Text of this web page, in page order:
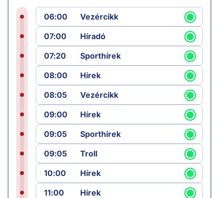
06:00
Vezércikk
07:00
Híradó
07:20
Sporthírek
08:00
Hírek
08:05
Vezércikk
09:00
Hírek
09:05
Sporthírek
09:05
Troll
10:00
Hírek
11:00
Hírek